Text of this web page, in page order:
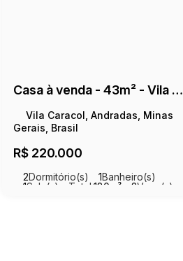
Casa à venda - 43m² - Vila Caracol
R$ 220.000
Vila Caracol, Andradas, Minas
Gerais, Brasil
2Dormitório(s) 1Banheiro(s)
1Sala(s) Total: 180m² 2Vaga(s)